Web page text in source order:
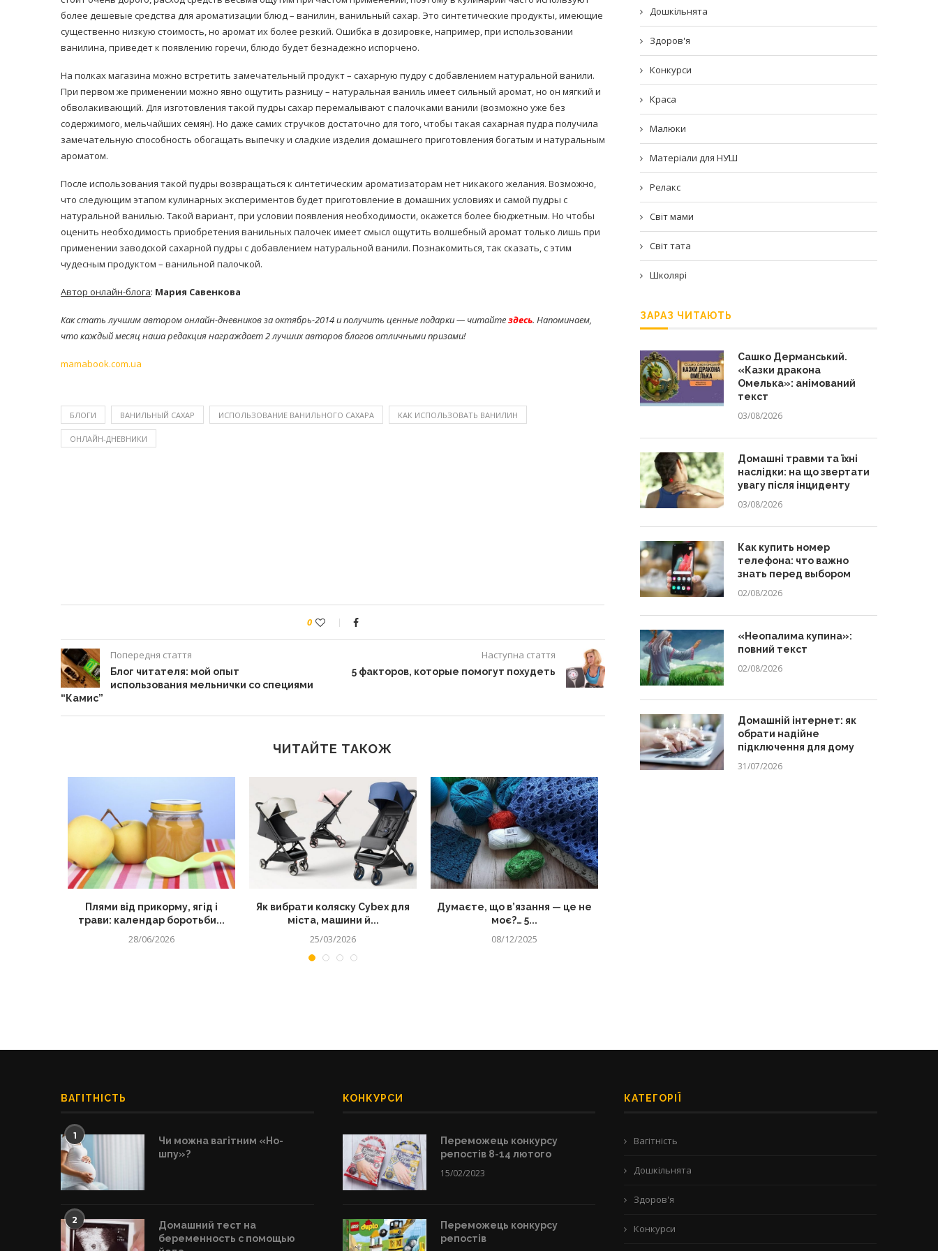
более дешевые средства для ароматизации блюд – ванилин, ванильный сахар. Это синтетические продукты, имеющие
существенно низкую стоимость, но аромат их более резкий. Ошибка в дозировке, например, при использовании
ванилина, приведет к появлению горечи, блюдо будет безнадежно испорчено.
На полках магазина можно встретить замечательный продукт – сахарную пудру с добавлением натуральной ванили.
При первом же применении можно явно ощутить разницу – натуральная ваниль имеет сильный аромат, но он мягкий и
обволакивающий. Для изготовления такой пудры сахар перемалывают с палочками ванили (возможно уже без
содержимого, мельчайших семян). Но даже самих стручков достаточно для того, чтобы такая сахарная пудра получила
замечательную способность обогащать выпечку и сладкие изделия домашнего приготовления богатым и натуральным
ароматом.
После использования такой пудры возвращаться к синтетическим ароматизаторам нет никакого желания. Возможно,
что следующим этапом кулинарных экспериментов будет приготовление в домашних условиях и самой пудры с
натуральной ванилью. Такой вариант, при условии появления необходимости, окажется более бюджетным. Но чтобы
оценить необходимость приобретения ванильных палочек имеет смысл ощутить волшебный аромат только лишь при
применении заводской сахарной пудры с добавлением натуральной ванили. Познакомиться, так сказать, с этим
чудесным продуктом – ванильной палочкой.
Автор онлайн-блога: Мария Савенкова
Как стать лучшим автором онлайн-дневников за октябрь-2014 и получить ценные подарки — читайтездесь. Напоминаем,
что каждый месяц наша редакция награждает 2 лучших авторов блогов отличными призами!
mamabook.com.ua
БЛОГИ ВАНИЛЬНЫЙ САХАР ИСПОЛЬЗОВАНИЕ ВАНИЛЬНОГО САХАРА КАК ИСПОЛЬЗОВАТЬ ВАНИЛИН
ОНЛАЙН-ДНЕВНИКИ
0
Попередня стаття
Блог читателя: мой опыт
использования мельнички со специями
“Камис”
Наступна стаття
5 факторов, которые помогут похудеть
ЧИТАЙТЕ ТАКОЖ
Плями від прикорму, ягід і
трави: календар боротьби...
28/06/2026
Як вибрати коляску Cybex для
міста, машини й...
25/03/2026
Думаєте, що в’язання — це не
моє?… 5...
08/12/2025
Дошкільнята
Здоров'я
Конкурси
Краса
Малюки
Матеріали для НУШ
Релакс
Світ мами
Світ тата
Школярі
ЗАРАЗ ЧИТАЮТЬ
Сашко Дерманський.
«Казки дракона
Омелька»: анімований
текст
03/08/2026
Домашні травми та їхні
наслідки: на що звертати
увагу після інциденту
03/08/2026
Как купить номер
телефона: что важно
знать перед выбором
02/08/2026
«Неопалима купина»:
повний текст
02/08/2026
Домашній інтернет: як
обрати надійне
підключення для дому
31/07/2026
ВАГІТНІСТЬ
1
Чи можна вагітним «Но-
шпу»?
2
Домашний тест на
беременность с помощью
КОНКУРСИ
Переможець конкурсу
репостів 8-14 лютого
15/02/2023
Переможець конкурсу
репостів
КАТЕГОРІЇ
Вагітність
Дошкільнята
Здоров'я
Конкурси